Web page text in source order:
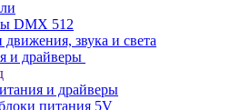
DMX 512
движения, звука и света
и драйверы
и драйверы
питания 5V